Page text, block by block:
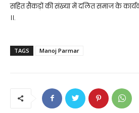
सहित सैकड़ों की संख्या में दलित समाज के
।।.
TAGS Manoj Parmar